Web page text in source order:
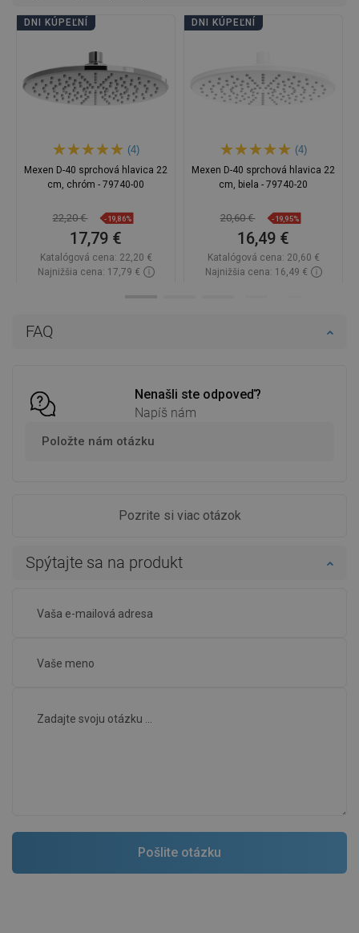
FAQ
Nenašli ste odpoveď?
Napíš nám
Položte nám otázku
Pozrite si viac otázok
Spýtajte sa na produkt
DNI KÚPEĽNÍ
(4)
Mexen D-40 sprchová hlavica 22
cm, chróm - 79740-00
22,20 € -19,86%
17,79 €
Katalógová cena: 22,20 €
Najnižšia cena: 17,79 €
DNI KÚPEĽNÍ
(4)
Mexen D-40 sprchová hlavica 22
cm, biela - 79740-20
20,60 € -19,95%
16,49 €
Katalógová cena: 20,60 €
Najnižšia cena: 16,49 €